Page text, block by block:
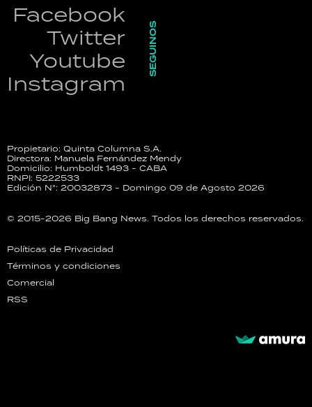
Facebook
Twitter
Youtube
Instagram
SEGUINOS
Propietario: Quinta Columna S.A.
Directora: Manuela Fernández Mendy
Domicilio: Humboldt 1493 - CABA
RNPI: 5222533
Edición N°: 20032873 - Domingo 09 de Agosto 2026
© 2015-2026 Big Bang News. Todos los derechos reservados.
Políticas de Privacidad
Términos y condiciones
Comercial
RSS